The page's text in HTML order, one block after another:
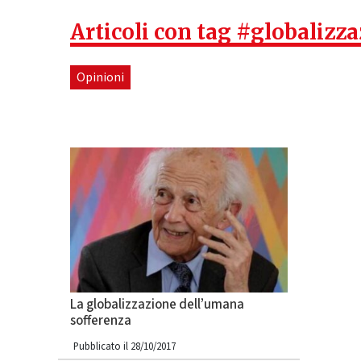
Articoli con tag
Opinioni
La globalizzazione dell’umana
sofferenza
Pubblicato il 28/10/2017